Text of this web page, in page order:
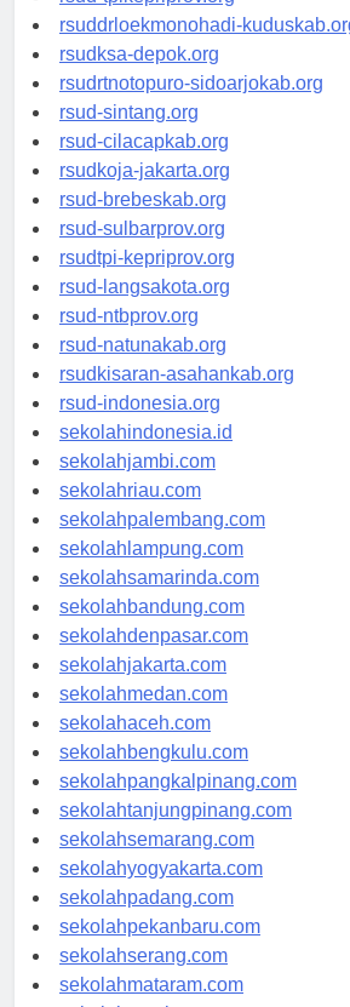
rsud-tpikepriprov.org
rsuddrloekmonohadi-kuduskab.org
rsudksa-depok.org
rsudrtnotopuro-sidoarjokab.org
rsud-sintang.org
rsud-cilacapkab.org
rsudkoja-jakarta.org
rsud-brebeskab.org
rsud-sulbarprov.org
rsudtpi-kepriprov.org
rsud-langsakota.org
rsud-ntbprov.org
rsud-natunakab.org
rsudkisaran-asahankab.org
rsud-indonesia.org
sekolahindonesia.id
sekolahjambi.com
sekolahriau.com
sekolahpalembang.com
sekolahlampung.com
sekolahsamarinda.com
sekolahbandung.com
sekolahdenpasar.com
sekolahjakarta.com
sekolahmedan.com
sekolahaceh.com
sekolahbengkulu.com
sekolahpangkalpinang.com
sekolahtanjungpinang.com
sekolahsemarang.com
sekolahyogyakarta.com
sekolahpadang.com
sekolahpekanbaru.com
sekolahserang.com